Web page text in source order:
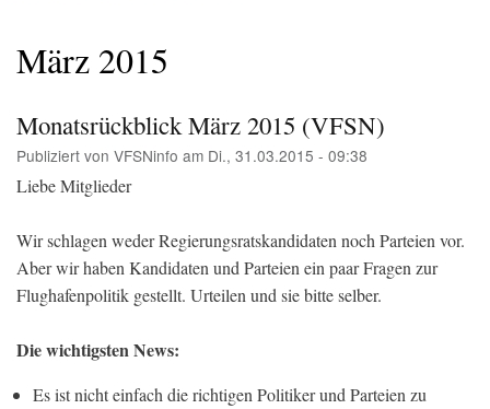
März 2015
Monatsrückblick März 2015 (VFSN)
Publiziert von VFSNinfo am Di., 31.03.2015 - 09:38
Liebe Mitglieder
Wir schlagen weder Regierungsratskandidaten noch Parteien vor.
Aber wir haben Kandidaten und Parteien ein paar Fragen zur
Flughafenpolitik gestellt. Urteilen und sie bitte selber.
Die wichtigsten News:
Es ist nicht einfach die richtigen Politiker und Parteien zu